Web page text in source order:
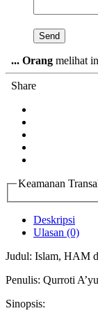
... Orang melihat
Share
Keamanan
Deskripsi
Ulasan (0)
Judul: Islam, HAM
Penulis: Qurroti
Sinopsis: